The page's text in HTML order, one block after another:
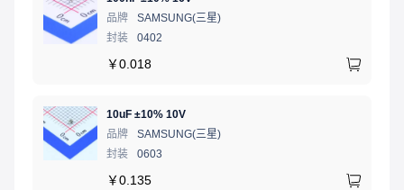
品牌
SAMSUNG(三星)
封装
0402
￥0.018
10uF ±10% 10V
品牌
SAMSUNG(三星)
封装
0603
￥0.135